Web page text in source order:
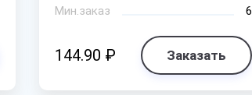
Мин.заказ
6
144.90 ₽ Заказать